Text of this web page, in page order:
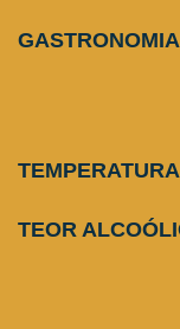
GASTRONOMIA
TEMPERATURA
TEOR